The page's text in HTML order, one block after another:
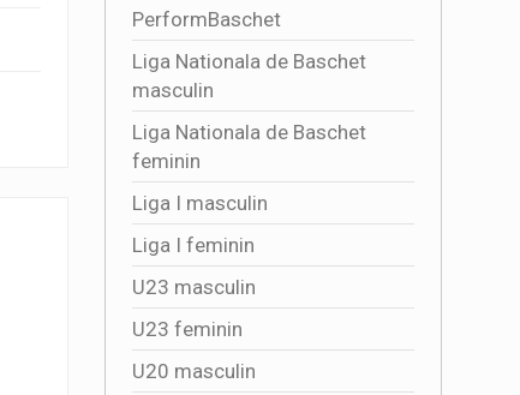
PerformBaschet
Liga Nationala de Baschet
masculin
Liga Nationala de Baschet
feminin
Liga I masculin
Liga I feminin
U23 masculin
U23 feminin
U20 masculin